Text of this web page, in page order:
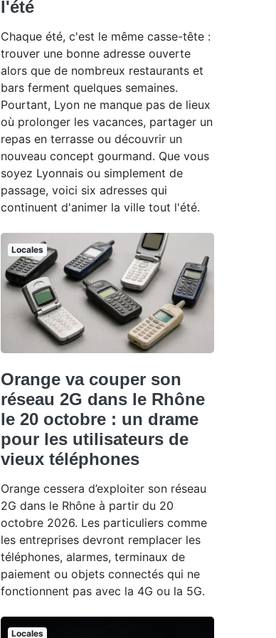
l'été
Chaque été, c'est le même casse-tête :
trouver une bonne adresse ouverte
alors que de nombreux restaurants et
bars ferment quelques semaines.
Pourtant, Lyon ne manque pas de lieux
où prolonger les vacances, partager un
repas en terrasse ou découvrir un
nouveau concept gourmand. Que vous
soyez Lyonnais ou simplement de
passage, voici six adresses qui
continuent d'animer la ville tout l'été.
Locales
Orange va couper son
réseau 2G dans le Rhône
le 20 octobre : un drame
pour les utilisateurs de
vieux téléphones
Orange cessera d’exploiter son réseau
2G dans le Rhône à partir du 20
octobre 2026. Les particuliers comme
les entreprises devront remplacer les
téléphones, alarmes, terminaux de
paiement ou objets connectés qui ne
fonctionnent pas avec la 4G ou la 5G.
Locales